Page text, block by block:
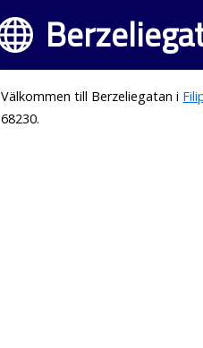
Välkommen till Berzeliegatan i
68230.